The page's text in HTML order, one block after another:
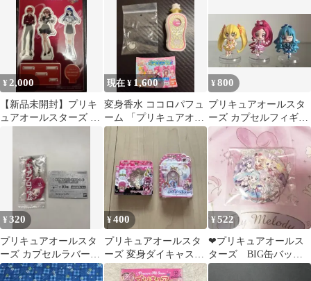
ン】
¥ 2,000
【新品未開封】プリキ
ュアオールスターズ ア
現在 ¥ 1,600
変身香水 ココロパフュ
ーム 「プリキュアオー
ルスターズ なりきり
¥800
プリキュアオールスタ
ーズ カプセルフィギュ
アコレクション vol.4 3
種
¥320
プリキュアオールスタ
ーズ カプセルラバーマ
スコット キュアブロッ
¥400
プリキュアオールスタ
ーズ 変身ダイキャスト
チャーム＆パッケージ2
¥522
ターズ BIG缶バッ
ジ ひろがるスカイプ